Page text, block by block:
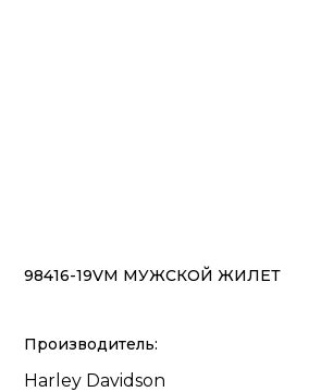
98416-19VM МУЖСКОЙ ЖИЛЕТ
Производитель:
Harley Davidson